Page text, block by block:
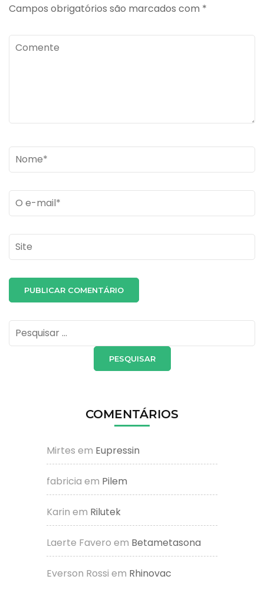
Campos obrigatórios são marcados com *
Comente
Name*
Email *
Site
Pesquisar
por:
COMENTÁRIOS
Mirtes em Eupressin
fabricia em Pilem
Karin em Rilutek
Laerte Favero em Betametasona
Everson Rossi em Rhinovac